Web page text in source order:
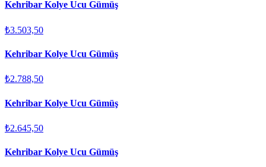
Kehribar Kolye Ucu Gümüş
₺3.503,50
Kehribar Kolye Ucu Gümüş
₺2.788,50
Kehribar Kolye Ucu Gümüş
₺2.645,50
Kehribar Kolye Ucu Gümüş